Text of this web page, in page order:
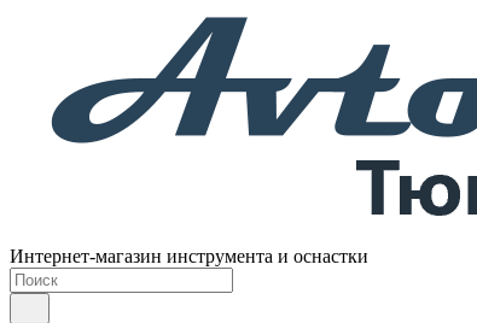
Интернет-магазин инструмента и оснастки